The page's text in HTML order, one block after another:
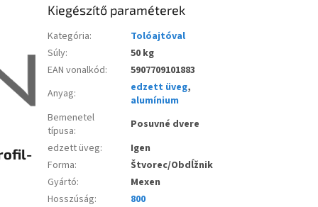
Kiegészítő paraméterek
Kategória:
Tolóajtóval
Súly:
50 kg
EAN vonalkód:
5907709101883
Anyag: edzett üveg,
alumínium
Bemenetel
típusa:
Posuvné dvere
edzett üveg:
Igen
Forma:
Štvorec/Obdĺžnik
Gyártó:
Mexen
Hosszúság:
800